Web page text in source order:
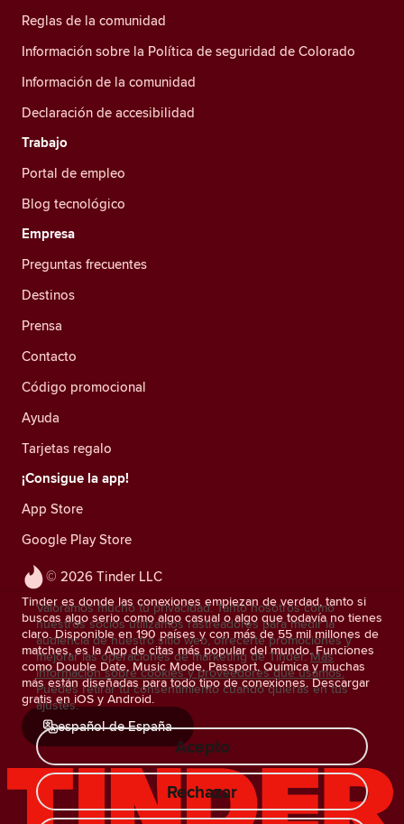
© 2026 Tinder LLC
Tinder es donde las conexiones empiezan de verdad, tanto si
buscas algo serio como algo casual o algo que todavía no tienes
claro. Disponible en 190 países y con más de 55 mil millones de
matches, es la App de citas más popular del mundo. Funciones
como Double Date, Music Mode, Passport, Química y muchas
más están diseñadas para todo tipo de conexiones. Descargar
gratis en iOS y Android.
español de España
Reglas de la comunidad
Información sobre la Política de seguridad de Colorado
Información de la comunidad
Declaración de accesibilidad
Trabajo
Portal de empleo
Blog tecnológico
Empresa
Preguntas frecuentes
Destinos
Prensa
Contacto
Código promocional
Ayuda
Tarjetas regalo
¡Consigue la app!
App Store
Google Play Store
Valoramos mucho tu privacidad. Tanto nosotros como
nuestros socios utilizamos rastreadores para medir la
audiencia de nuestro sitio web, ofrecerte promociones y
mejorar las operaciones de marketing de Tinder. Más
información sobre cookies y proveedores que usamos.
Puedes retirar tu consentimiento cuando quieras en tus
ajustes.
Acepto
Rechazar